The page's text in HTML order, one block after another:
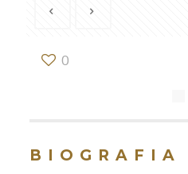
0
BIOGRAFIA